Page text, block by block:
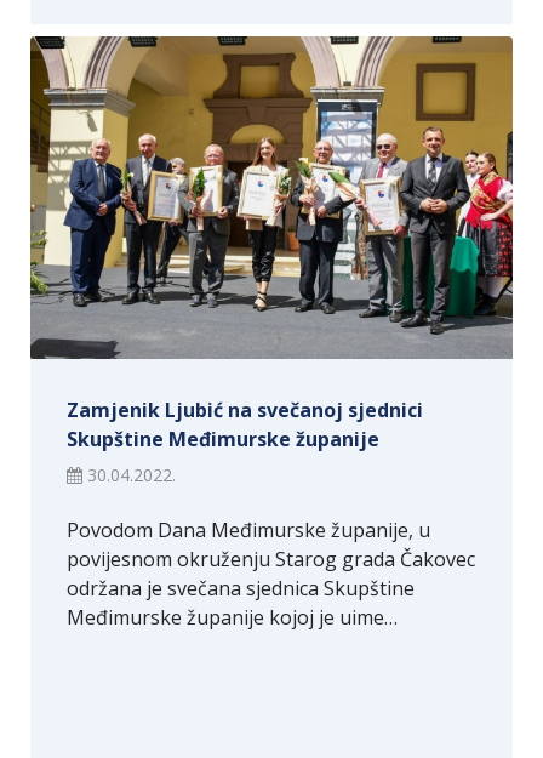
Zamjenik Ljubić na svečanoj sjednici
Skupštine Međimurske županije
30.04.2022.
Povodom Dana Međimurske županije, u
povijesnom okruženju Starog grada Čakovec
održana je svečana sjednica Skupštine
Međimurske županije kojoj je uime…